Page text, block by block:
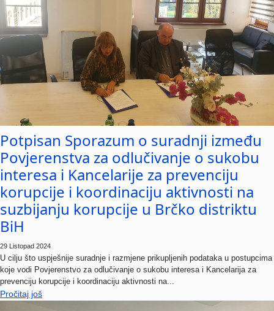
Potpisan Sporazum o suradnji između
Povjerenstva za odlučivanje o sukobu
interesa i Kancelarije za prevenciju
korupcije i koordinaciju aktivnosti na
suzbijanju korupcije u Brčko distriktu
BiH
U cilju što uspješnije suradnje i razmjene prikupljenih podataka u postupcima
koje vodi Povjerenstvo za odlučivanje o sukobu interesa i Kancelarija za
prevenciju korupcije i koordinaciju aktivnosti na...
Pročitaj još